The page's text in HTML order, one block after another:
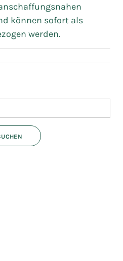
können sofort als
werden.